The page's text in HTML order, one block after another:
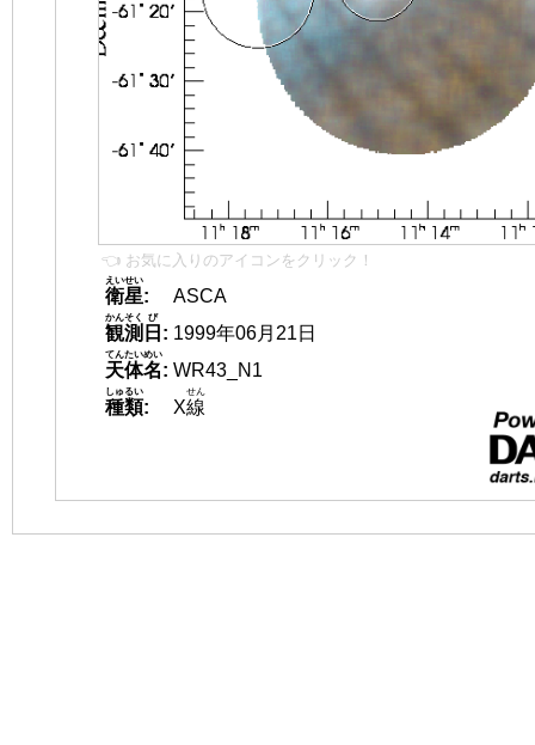
👈 お気に入りのアイコンをクリック！
衛星
えいせい
:
ASCA
観測
かんそく
日
び
: 1999年06月21日
天体名
てんたいめい
: WR43_N1
種類
しゅるい
: X線
せん